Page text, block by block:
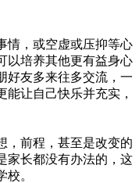
情，或空虚或压抑等心
以培养其他更有益身心
好友多来往多交流，一
能让自己快乐并充实，
，前程，甚至是改变的
家长都没有办法的，这
。